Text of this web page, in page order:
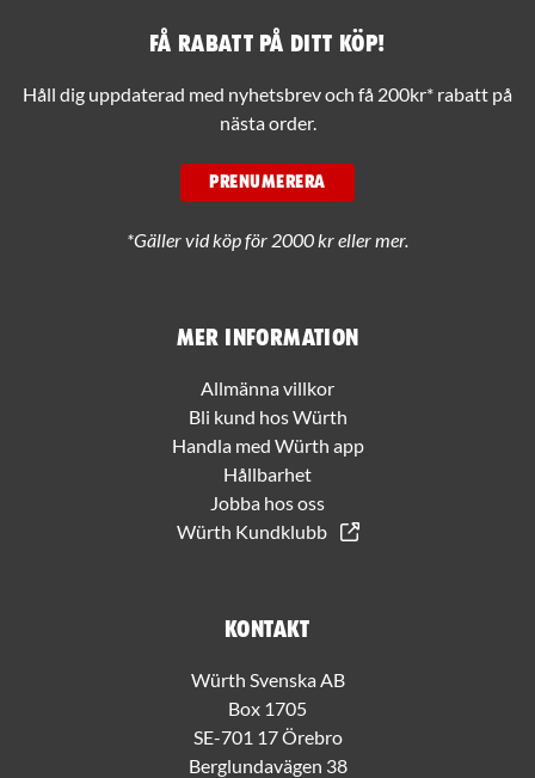
Mer information
Allmänna villkor
Bli kund hos Würth
Handla med Würth app
Hållbarhet
Jobba hos oss
Würth Kundklubb
Kontakt
Würth Svenska AB
Box 1705
SE-701 17 Örebro
Berglundavägen 38
Få rabatt på ditt köp!
Håll dig uppdaterad med nyhetsbrev och få 200kr* rabatt på
nästa order.
PRENUMERERA
*Gäller vid köp för 2000 kr eller mer.